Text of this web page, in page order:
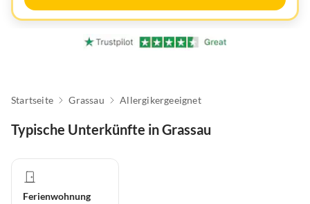
Startseite Grassau Allergikergeeignet
Typische Unterkünfte in Grassau
Ferienwohnung